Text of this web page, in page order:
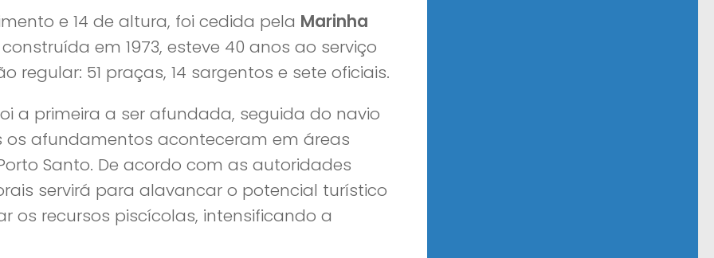
e 14 de altura, foi cedida pela Marinha
em 1973, esteve 40 anos ao serviço
51 praças, 14 sargentos e sete oficiais.
a primeira a ser afundada, seguida do navio
os afundamentos aconteceram em áreas
Santo. De acordo com as autoridades
servirá para alavancar o potencial turístico
os recursos piscícolas, intensificando a